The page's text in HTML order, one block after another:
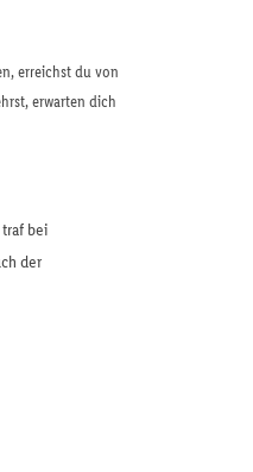
erreichst du von
erwarten dich
bei
der